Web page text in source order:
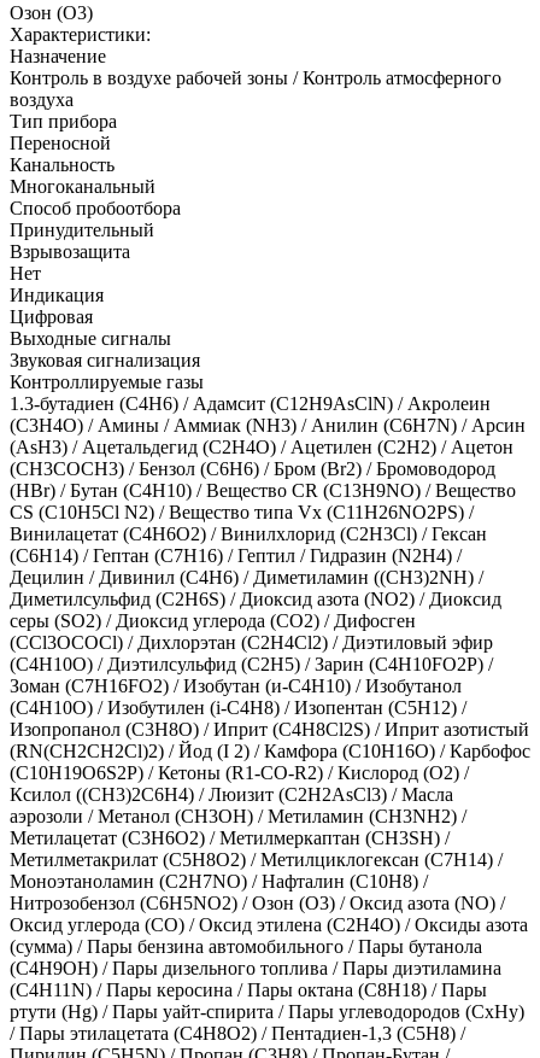
Озон (O3)
Характеристики:
Назначение
Контроль в воздухе рабочей зоны / Контроль атмосферного
воздуха
Тип прибора
Переносной
Канальность
Многоканальный
Способ пробоотбора
Принудительный
Взрывозащита
Нет
Индикация
Цифровая
Выходные сигналы
Звуковая сигнализация
Контроллируемые газы
1.3-бутадиен (C4H6) / Адамсит (C12H9AsClN) / Акролеин
(C3H4O) / Амины / Аммиак (NH3) / Анилин (C6H7N) / Арсин
(AsH3) / Ацетальдегид (С2H4O) / Ацетилен (С2Н2) / Ацетон
(CH3COCH3) /Бензол (C6H6) /Бром (Br2) /Бромоводород
(HBr) /Бутан (C4H10) /Вещество CR (C13H9NO) /Вещество
CS (C10H5Cl N2) /Вещество типа Vх (C11H26NO2PS) /
Винилацетат (C4H6O2) /Винилхлорид (C2H3Cl) /Гексан
(C6H14) /Гептан (C7H16) /Гептил /Гидразин (N2H4) /
Децилин / Дивинил (С4Н6) / Диметиламин ((CH3)2NH) /
Диметилсульфид (C2H6S) / Диоксид азота (NO2) / Диоксид
серы (SO2) / Диоксид углерода (CO2) / Дифосген
(CCl3OCOCl) / Дихлорэтан (C2H4Cl2) / Диэтиловый эфир
(С4Н10О) / Диэтилсульфид (C2H5) /Зарин (C4H10FO2P) /
Зоман (C7H16FO2) /Изобутан (и-C4H10) /Изобутанол
(C4H10O) /Изобутилен (i-С4Н8) /Изопентан (C5H12) /
Изопропанол (C3H8O) /Иприт (C4H8Cl2S) /Иприт азотистый
(RN(CH2CH2Cl)2) /Йод (I 2) /Камфора (C10H16O) /Карбофос
(C10H19O6S2P) /Кетоны (R1-CO-R2) /Кислород (O2) /
Ксилол ((СН3)2С6Н4) /Люизит (C2H2AsCl3) /Масла
аэрозоли /Метанол (CH3OH) /Метиламин (CH3NH2) /
Метилацетат (C3H6O2) /Метилмеркаптан (CH3SH) /
Метилметакрилат (C5H8O2) /Метилциклогексан (C7H14) /
Моноэтаноламин (C2H7NO) /Нафталин (С10Н8) /
Нитрозобензол (C6H5NO2) /Озон (O3) /Оксид азота (NO) /
Оксид углерода (CO) /Оксид этилена (C2H4O) /Оксиды азота
(сумма) /Пары бензина автомобильного /Пары бутанола
(C4H9OH) /Пары дизельного топлива /Пары диэтиламина
(C4H11N) /Пары керосина /Пары октана (C8H18) /Пары
ртути (Hg) /Пары уайт-спирита /Пары углеводородов (СхНу)
/Пары этилацетата (C4H8O2) /Пентадиен-1,3 (C5H8) /